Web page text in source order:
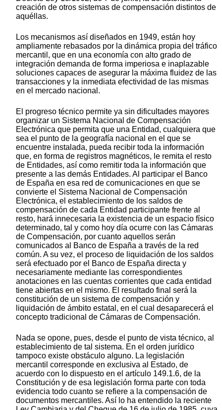
creación de otros sistemas de compensación distintos de
aquéllas.
Los mecanismos así diseñados en 1949, están hoy
ampliamente rebasados por la dinámica propia del tráfico
mercantil, que en una economía con alto grado de
integración demanda de forma imperiosa e inaplazable
soluciones capaces de asegurar la máxima fluidez de las
transacciones y la inmediata efectividad de las mismas
en el mercado nacional.
El progreso técnico permite ya sin dificultades mayores
organizar un Sistema Nacional de Compensación
Electrónica que permita que una Entidad, cualquiera que
sea el punto de la geografía nacional en el que se
encuentre instalada, pueda recibir toda la información
que, en forma de registros magnéticos, le remita el resto
de Entidades, así como remitir toda la información que
presente a las demás Entidades. Al participar el Banco
de España en esa red de comunicaciones en que se
convierte el Sistema Nacional de Compensación
Electrónica, el establecimiento de los saldos de
compensación de cada Entidad participante frente al
resto, hará innecesaria la existencia de un espacio físico
determinado, tal y como hoy día ocurre con las Cámaras
de Compensación, por cuanto aquellos serán
comunicados al Banco de España a través de la red
común. A su vez, el proceso de liquidación de los saldos
será efectuado por el Banco de España directa y
necesariamente mediante las correspondientes
anotaciones en las cuentas corrientes que cada entidad
tiene abiertas en el mismo. El resultado final será la
constitución de un sistema de compensación y
liquidación de ámbito estatal, en el cual desaparecerá el
concepto tradicional de Cámaras de Compensación.
Nada se opone, pues, desde el punto de vista técnico, al
establecimiento de tal sistema. En el orden jurídico
tampoco existe obstáculo alguno. La legislación
mercantil corresponde en exclusiva al Estado, de
acuerdo con lo dispuesto en el artículo 149.1.6, de la
Constitución y de esa legislación forma parte con toda
evidencia todo cuanto se refiere a la compensación de
documentos mercantiles. Así lo ha entendido la reciente